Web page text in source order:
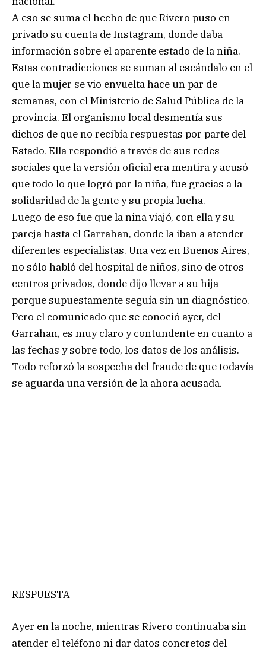
A eso se suma el hecho de que Rivero puso en
privado su cuenta de Instagram, donde daba
información sobre el aparente estado de la niña.
Estas contradicciones se suman al escándalo en el
que la mujer se vio envuelta hace un par de
semanas, con el Ministerio de Salud Pública de la
provincia. El organismo local desmentía sus
dichos de que no recibía respuestas por parte del
Estado. Ella respondió a través de sus redes
sociales que la versión oficial era mentira y acusó
que todo lo que logró por la niña, fue gracias a la
solidaridad de la gente y su propia lucha.
Luego de eso fue que la niña viajó, con ella y su
pareja hasta el Garrahan, donde la iban a atender
diferentes especialistas. Una vez en Buenos Aires,
no sólo habló del hospital de niños, sino de otros
centros privados, donde dijo llevar a su hija
porque supuestamente seguía sin un diagnóstico.
Pero el comunicado que se conoció ayer, del
Garrahan, es muy claro y contundente en cuanto a
las fechas y sobre todo, los datos de los análisis.
Todo reforzó la sospecha del fraude de que todavía
se aguarda una versión de la ahora acusada.
RESPUESTA
Ayer en la noche, mientras Rivero continuaba sin
atender el teléfono ni dar datos concretos del